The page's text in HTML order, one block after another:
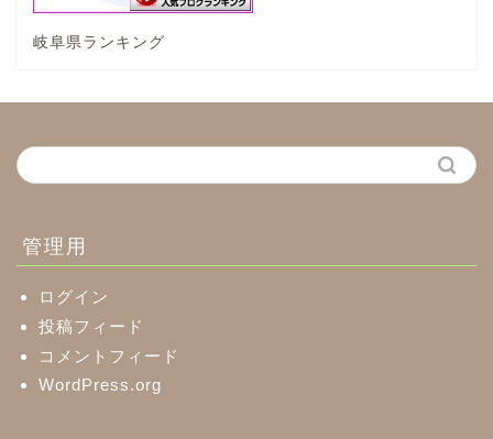
岐阜県ランキング
管理用
ログイン
投稿フィード
コメントフィード
WordPress.org